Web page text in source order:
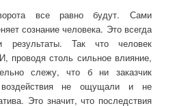
все равно будут. Сами
сознание человека. Это всегда
результаты. Так что человек
проводя столь сильное влияние,
слежу, что б ни заказчик
не ощущали и не
Это значит, что последствия